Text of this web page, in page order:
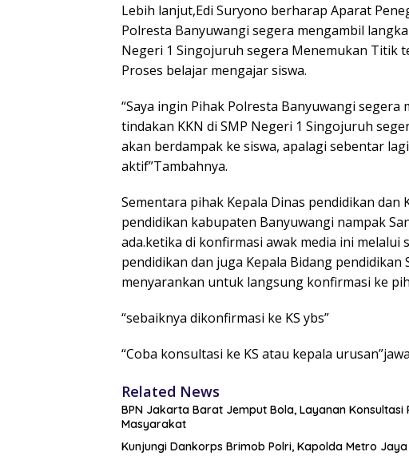
Lebih lanjut,Edi Suryono berharap Aparat
Polresta Banyuwangi segera mengambil
Negeri 1 Singojuruh segera Menemukan Titik
Proses belajar mengajar siswa.
“Saya ingin Pihak Polresta Banyuwangi
tindakan KKN di SMP Negeri 1 Singojuruh
akan berdampak ke siswa, apalagi sebentar
aktif”Tambahnya.
Sementara pihak Kepala Dinas pendidikan dan
pendidikan kabupaten Banyuwangi nampak
ada.ketika di konfirmasi awak media ini
pendidikan dan juga Kepala Bidang
menyarankan untuk langsung konfirmasi ke
“sebaiknya dikonfirmasi ke KS ybs”
“Coba konsultasi ke KS atau kepala
Related News
BPN Jakarta Barat Jemput Bola, Layanan Konsultasi
Masyarakat
Kunjungi Dankorps Brimob Polri, Kapolda Metro